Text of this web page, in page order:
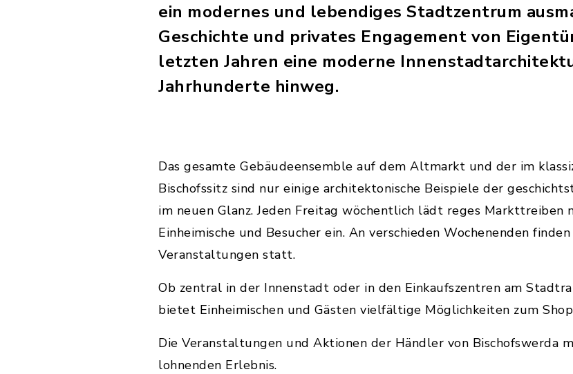
ein modernes und lebendiges Stadtzentrum
Geschichte und privates Engagement von
letzten Jahren eine moderne
Jahrhunderte hinweg.
Das gesamte Gebäudeensemble auf dem Altmarkt und der im
Bischofssitz sind nur einige architektonische Beispiele der
im neuen Glanz. Jeden Freitag wöchentlich lädt reges
Einheimische und Besucher ein. An verschieden Wochenenden
Veranstaltungen statt.
Ob zentral in der Innenstadt oder in den Einkaufszentren am
bietet Einheimischen und Gästen vielfältige Möglichkeiten zum
Die Veranstaltungen und Aktionen der Händler von Bischofswerda
lohnenden Erlebnis.